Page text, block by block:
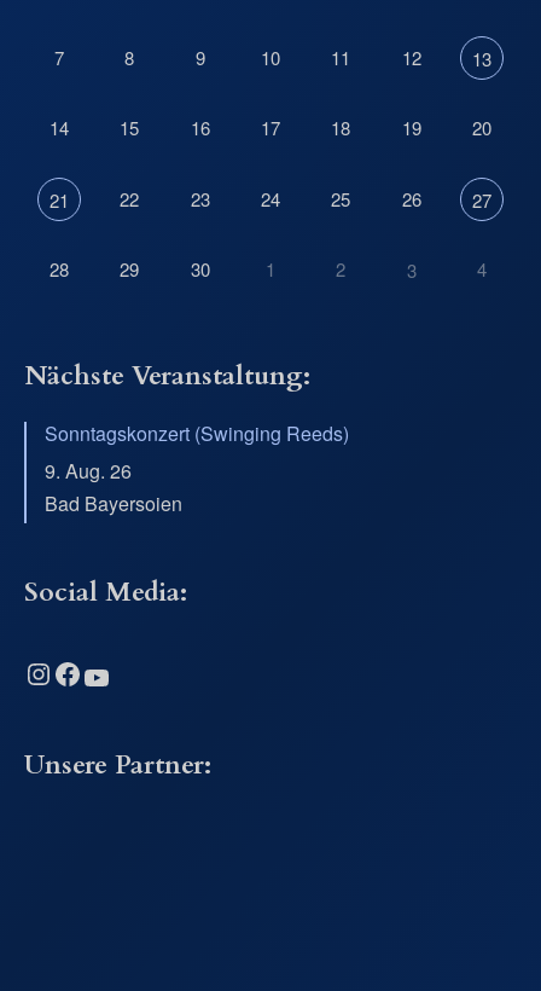
7 8 9 10 11 12 13
14 15 16 17 18 19 20
21 22 23 24 25 26 27
28 29 30 1 2 3 4
Nächste Veranstaltung:
Sonntagskonzert (Swinging Reeds)
9. Aug. 26
Bad Bayersoien
Social Media:
Instagram Facebook YouTube
Unsere Partner: